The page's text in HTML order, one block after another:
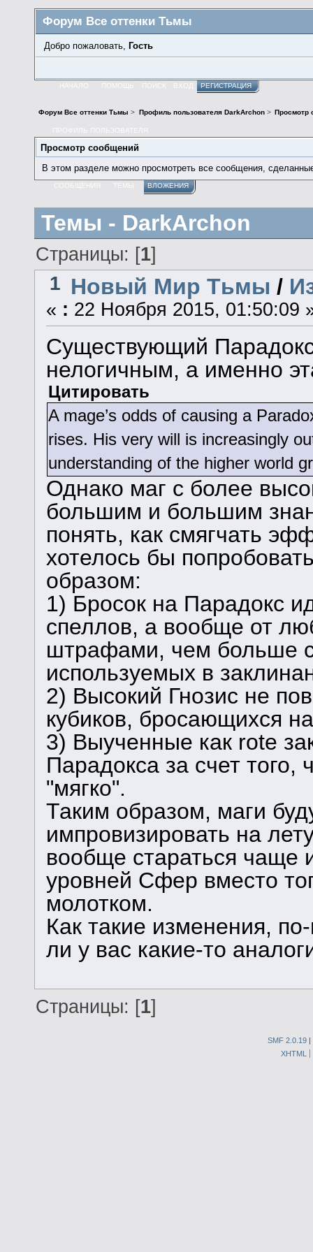
Форум Все оттенки Тьмы
Добро пожаловать, Гость
НАЧАЛО ПОМОЩЬ ПОИСК ВХОД РЕГИСТРАЦИЯ
Форум Все оттенки Тьмы > Профиль пользователя DarkArchon> Просмотр
ПРОФИЛЬ ПОЛЬЗОВАТЕЛЯ
Просмотр сообщений
В этом разделе можно просмотреть все сообщения,
СООБЩЕНИЯ ТЕМЫ ВЛОЖЕНИЯ
Темы - DarkArchon
Страницы: [1]
1 Новый Мир Тьмы /
« : 22 Ноября 2015, 01:50:09
Существующий
нелогичным, а именно
Цитировать
A mage’s odds of causing a
rises. His very will is increasingly
understanding of the higher world
Однако маг с более
большим и большим
понять, как смягчать
хотелось бы
образом:
1) Бросок на Парадокс
спеллов, а вообще от
штрафами, чем больше
используемых в
2) Высокий Гнозис не
кубиков, бросающихся
3) Выученные как rote
Парадокса за счет того,
"мягко".
Таким образом, маги
импровизировать на
вообще стараться чаще
уровней Сфер вместо
молотком.
Как такие изменения,
ли у вас какие-то
Страницы: [1]
SMF 2.0.19
XHTML